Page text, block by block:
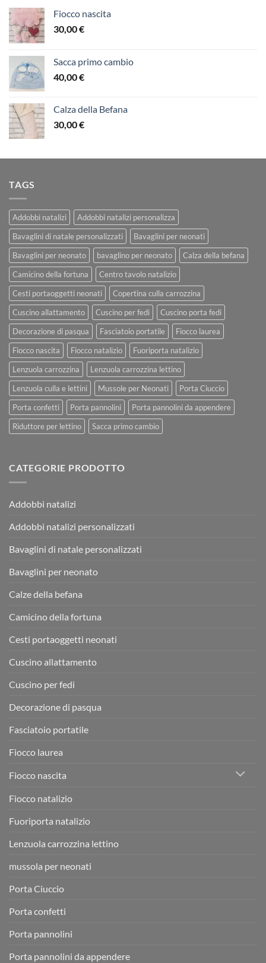
Fiocco nascita
30,00€
Sacca primo cambio
40,00€
Calza della Befana
30,00€
TAGS
Addobbi natalizi
Addobbi natalizi personalizza
Bavaglini di natale personalizzati
Bavaglini per neonati
Bavaglini per neonato
bavaglino per neonato
Calza della befana
Camicino della fortuna
Centro tavolo natalizio
Cesti portaoggetti neonati
Copertina culla carrozzina
Cuscino allattamento
Cuscino per fedi
Cuscino porta fedi
Decorazione di pasqua
Fasciatoio portatile
Fiocco laurea
Fiocco nascita
Fiocco natalizio
Fuoriporta natalizio
Lenzuola carrozzina
Lenzuola carrozzina lettino
Lenzuola culla e lettini
Mussole per Neonati
Porta Ciuccio
Porta confetti
Porta pannolini
Porta pannolini da appendere
Riduttore per lettino
Sacca primo cambio
CATEGORIE PRODOTTO
Addobbi natalizi
Addobbi natalizi personalizzati
Bavaglini di natale personalizzati
Bavaglini per neonato
Calze della befana
Camicino della fortuna
Cesti portaoggetti neonati
Cuscino allattamento
Cuscino per fedi
Decorazione di pasqua
Fasciatoio portatile
Fiocco laurea
Fiocco nascita
Fiocco natalizio
Fuoriporta natalizio
Lenzuola carrozzina lettino
mussola per neonati
Porta Ciuccio
Porta confetti
Porta pannolini
Porta pannolini da appendere